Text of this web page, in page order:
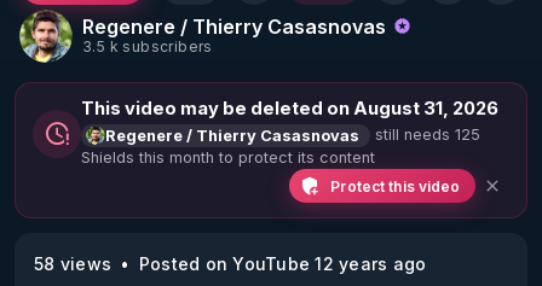
Regenere / Thierry Casasnovas
3.5 k subscribers
This video may be deleted on August 31, 2026
Regenere / Thierry Casasnovas
still needs 125
Shields this month to protect its content
Protect this video
58 views
Posted on YouTube 12 years ago